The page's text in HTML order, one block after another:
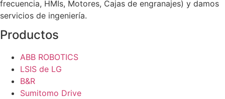
frecuencia, HMIs, Motores, Cajas de engranajes) y damos
servicios de ingeniería.
Productos
ABB ROBOTICS
LSIS de LG
B&R
Sumitomo Drive